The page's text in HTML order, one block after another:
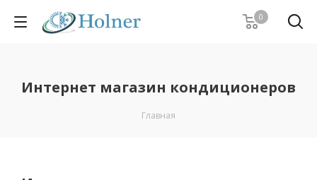
0
Интернет магазин кондиционеров
Главная